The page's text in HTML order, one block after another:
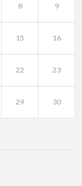
8 9
15 16
22 23
29 30